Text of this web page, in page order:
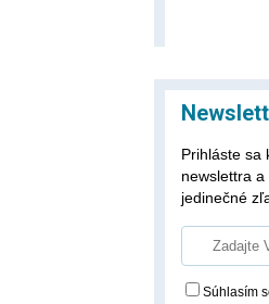
Prihláste sa
newslettra
jedinečné
Súhlasím